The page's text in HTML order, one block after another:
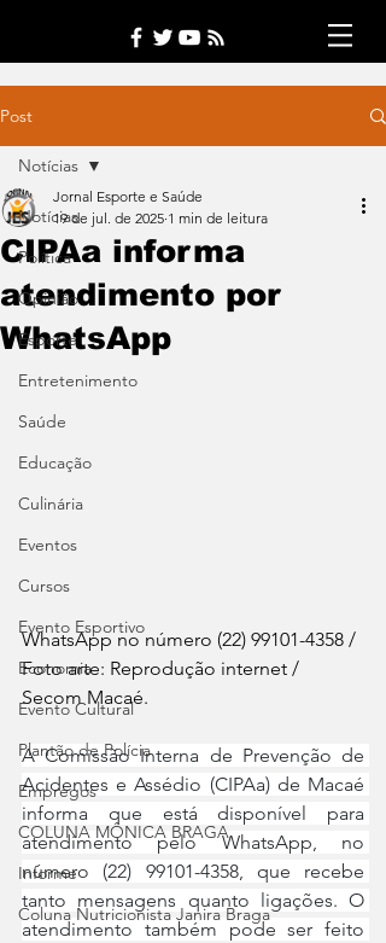
Post
Notícias
Política
Opinião
Esporte
Entretenimento
Saúde
Educação
Culinária
Eventos
Cursos
Evento Esportivo
Economia
Evento Cultural
Plantão de Polícia
Empregos
COLUNA MÔNICA BRAGA
Informe
Coluna Nutricionista Janira Braga
Notícias
CIPAa informa
atendimento por
WhatsApp
Jornal Esporte e Saúde
19 de jul. de 2025 1 min de leitura
WhatsApp no número (22) 99101-4358 /
Foto arte: Reprodução internet /
Secom Macaé.
A Comissão Interna de Prevenção de
Acidentes e Assédio (CIPAa) de Macaé
informa que está disponível para
atendimento pelo WhatsApp, no
número (22) 99101-4358, que recebe
tanto mensagens quanto ligações. O
atendimento também pode ser feito